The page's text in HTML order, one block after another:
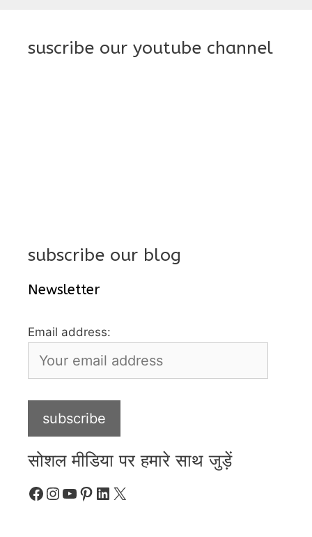
suscribe our youtube channel
subscribe our blog
Newsletter
Email address:
सोशल मीडिया पर हमारे साथ जुड़ें
Facebook
Instagram
YouTube
Pinterest
LinkedIn
X